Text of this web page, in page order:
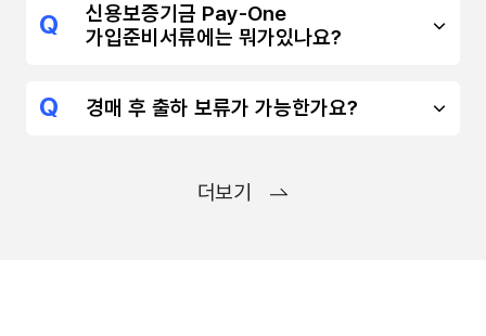
신용보증기금 Pay-One
가입준비서류에는 뭐가있나요?
경매 후 출하 보류가 가능한가요?
더보기